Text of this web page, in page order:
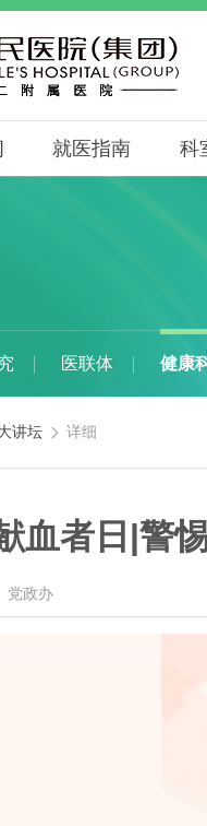
就医指南 科
医联体 健康
讲坛  详细
血者日|警
党政办